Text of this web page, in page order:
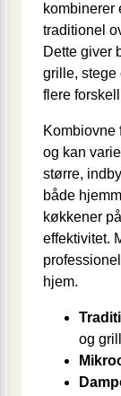
kombinerer
traditionel
Dette giver
grille, stege
flere
Kombiovne
og kan
større,
både
køkkener
effektivitet.
hjem.
og